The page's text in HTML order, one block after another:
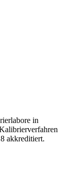
in
akkreditiert.